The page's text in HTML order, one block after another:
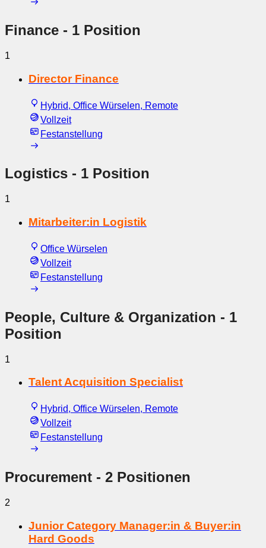
Finance - 1 Position
1
Director Finance
Hybrid, Office Würselen, Remote
Vollzeit
Festanstellung
Logistics - 1 Position
1
Mitarbeiter:in Logistik
Office Würselen
Vollzeit
Festanstellung
People, Culture & Organization - 1
Position
1
Talent Acquisition Specialist
Hybrid, Office Würselen, Remote
Vollzeit
Festanstellung
Procurement - 2 Positionen
2
Junior Category Manager:in & Buyer:in
Hard Goods